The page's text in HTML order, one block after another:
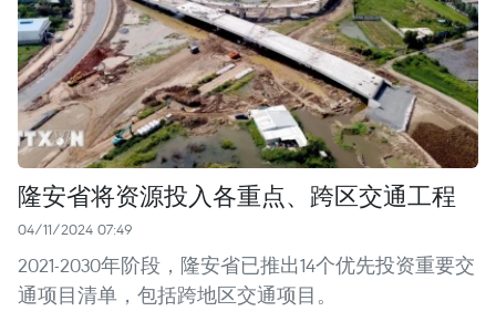
隆安省将资源投入各重点、跨区交通工程
04/11/2024 07:49
2021-2030年阶段，隆安省已推出14个优先投资重要交
通项目清单，包括跨地区交通项目。